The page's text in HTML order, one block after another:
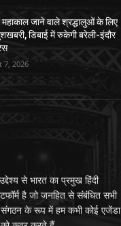
जाने वाले श्रद्धालुओं के लिए
डिबाई में रुकेगी बरेली-इंदौर
7, 2026
से भारत का प्रमुख हिंदी
है जो जनहित से संबंधित सभी
संगठन के रूप में हम कभी कोई एजेंडा